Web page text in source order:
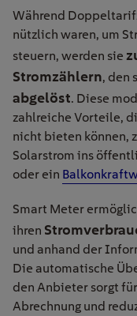
Während
nützlich waren, um
steuern, werden sie
Stromzählern, den
abgelöst. Diese
zahlreiche Vorteile,
nicht bieten können,
Solarstrom ins
oder ein
Smart Meter
ihren
und anhand der
Die automatische
den Anbieter sorgt
Abrechnung und